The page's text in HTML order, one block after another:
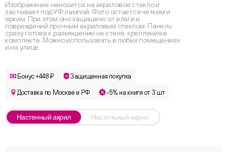
Изображение наносится на акриловое стекло и
застывает под УФ лампой. Фото остается четким и
ярким. При этом оно защищено от влаги и
повреждений прочным акриловым стеклом. Панель
сразу готова к размещению на стене, крепления в
комплекте. Можно использовать в любых помещениях
и на улице.
Бонус +448 ₽ Защищенная покупка
Доставка по Москве и РФ -5% на книги от 3 шт
Настенный акрил Настольный акрил